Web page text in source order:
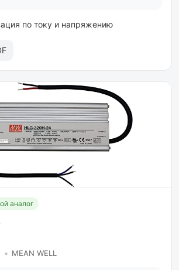
по току и напряжению
аналог
• MEAN WELL